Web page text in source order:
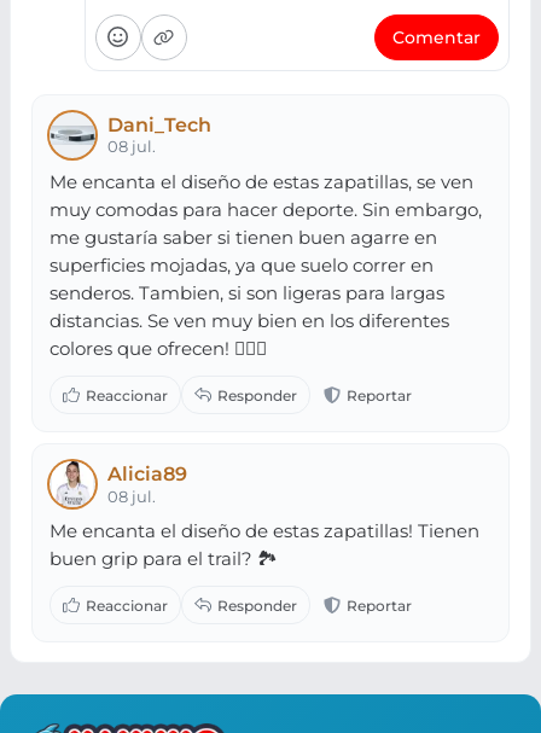
Comentar
Dani_Tech
08 jul.
Me encanta el diseño de estas zapatillas, se ven
muy comodas para hacer deporte. Sin embargo,
me gustaría saber si tienen buen agarre en
superficies mojadas, ya que suelo correr en
senderos. Tambien, si son ligeras para largas
distancias. Se ven muy bien en los diferentes
colores que ofrecen! 🏃‍♂️✨
Alicia89
08 jul.
Me encanta el diseño de estas zapatillas! Tienen
buen grip para el trail? 🏞️